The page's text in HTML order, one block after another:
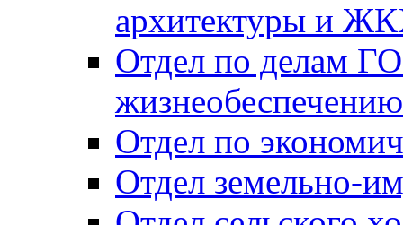
архитектуры и
Отдел по делам
Отдел по
Отдел земельно-